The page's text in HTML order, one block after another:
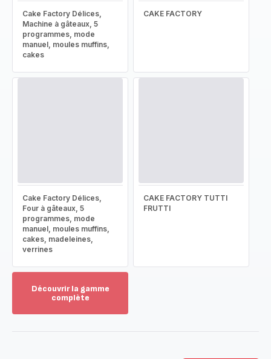
Cake Factory Délices,
Machine à gâteaux, 5
programmes, mode
manuel, moules muffins,
cakes
CAKE FACTORY
Cake Factory Délices,
Four à gâteaux, 5
programmes, mode
manuel, moules muffins,
cakes, madeleines,
verrines
CAKE FACTORY TUTTI
FRUTTI
Découvrir la gamme
complète